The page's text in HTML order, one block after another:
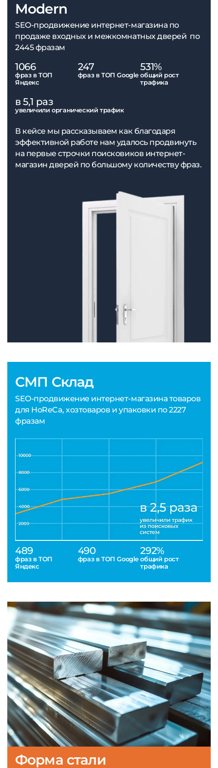
СМП Склад
SEO-продвижение интернет-магазина товаров
для HoReCa, хозтоваров и упаковки по 2227
фразам
489
фраз в ТОП
Яндекс
490
фраз в ТОП Google
292%
общий рост
трафика
Modern
SEO-продвижение интернет-магазина по
продаже входных и межкомнатных дверей по
2445 фразам
1066
фраз в ТОП
Яндекс
247
фраз в ТОП Google
531%
общий рост
трафика
в 5,1 раз
увеличили органический трафик
В кейсе мы рассказываем как благодаря
эффективной работе нам удалось продвинуть
на первые строчки поисковиков интернет-
магазин дверей по большому количеству фраз.
Форма стали